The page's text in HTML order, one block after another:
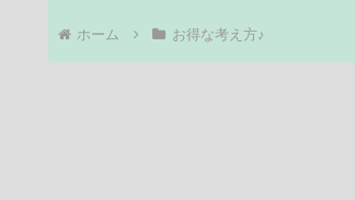
ホーム お得な考え方♪